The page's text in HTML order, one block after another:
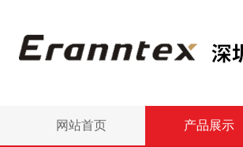
网站首页 产品展示